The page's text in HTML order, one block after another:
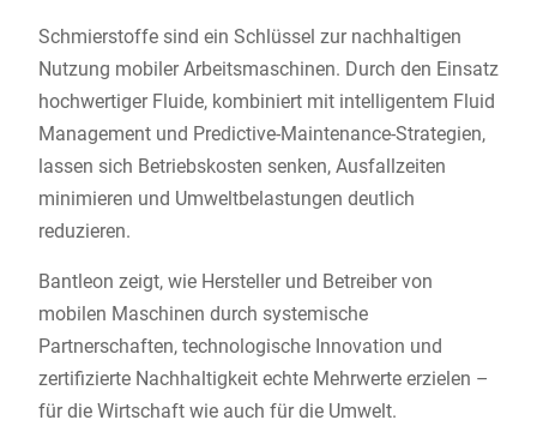
Schmierstoffe sind ein Schlüssel zur nachhaltigen
Nutzung mobiler Arbeitsmaschinen. Durch den Einsatz
hochwertiger Fluide, kombiniert mit intelligentem Fluid
Management und Predictive-Maintenance-Strategien,
lassen sich Betriebskosten senken, Ausfallzeiten
minimieren und Umweltbelastungen deutlich
reduzieren.
Bantleon zeigt, wie Hersteller und Betreiber von
mobilen Maschinen durch systemische
Partnerschaften, technologische Innovation und
zertifizierte Nachhaltigkeit echte Mehrwerte erzielen –
für die Wirtschaft wie auch für die Umwelt.